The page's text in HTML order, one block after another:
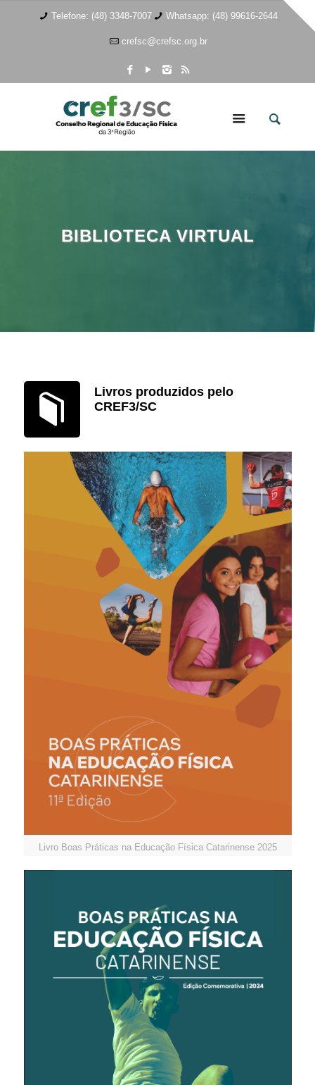
Telefone: (48) 3348-7007 Whatsapp: (48) 99616-2644
crefsc@crefsc.org.br
BIBLIOTECA VIRTUAL
Livros produzidos pelo
CREF3/SC
Livro Boas Práticas na Educação Física Catarinense 2025